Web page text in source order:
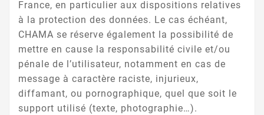
France, en particulier aux dispositions relatives
à la protection des données. Le cas échéant,
CHAMA se réserve également la possibilité de
mettre en cause la responsabilité civile et/ou
pénale de l’utilisateur, notamment en cas de
message à caractère raciste, injurieux,
diffamant, ou pornographique, quel que soit le
support utilisé (texte, photographie…).